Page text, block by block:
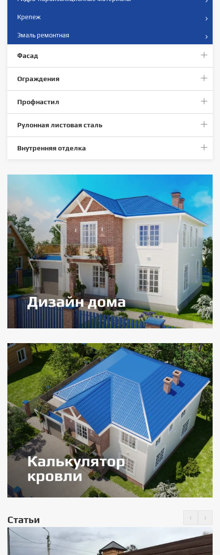
Крепеж
Эмаль ремонтная
Фасад
Ограждения
Профнастил
Рулонная листовая сталь
Внутренняя отделка
Статьи ‹ ›